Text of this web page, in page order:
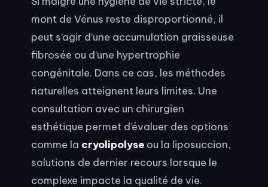
mont de Vénus reste disproportionné, il
peut s’agir d’une accumulation graisseuse
fibrosée ou d’une hypertrophie
congénitale. Dans ce cas, les méthodes
naturelles atteignent leurs limites. Une
consultation avec un chirurgien
esthétique permet d’évaluer des options
comme la cryolipolyse ou la liposuccion,
solutions de dernier recours lorsque le
complexe impacte la qualité de vie.